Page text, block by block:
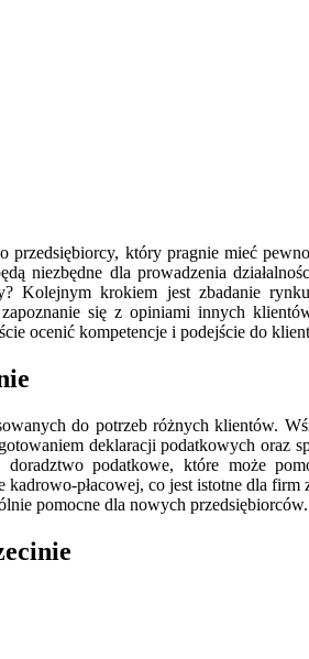
który pragnie mieć
niezbędne dla prowadzenia
Kolejnym krokiem jest zbadanie
się z opiniami innych
ocenić kompetencje i podejście do
do potrzeb różnych klientów.
deklaracji podatkowych oraz
podatkowe, które może
płacowej, co jest istotne dla
pomocne dla nowych przedsiębiorców.